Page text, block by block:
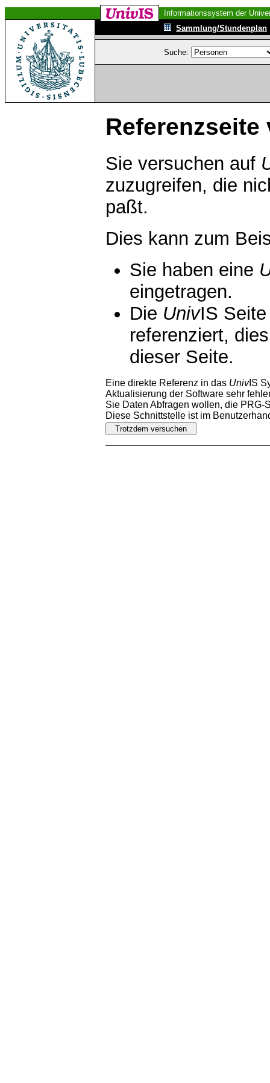
Informationssystem der
Sammlung/Stundenplan
Suche:
Referenzseite
Sie versuchen auf
zuzugreifen, die
paßt.
Dies kann zum
Sie haben eine
eingetragen.
Die UnivIS
referenziert,
dieser Seite.
Eine direkte Referenz in das UnivIS
Aktualisierung der Software sehr
Sie Daten Abfragen wollen, die PRG-
Diese Schnittstelle ist im